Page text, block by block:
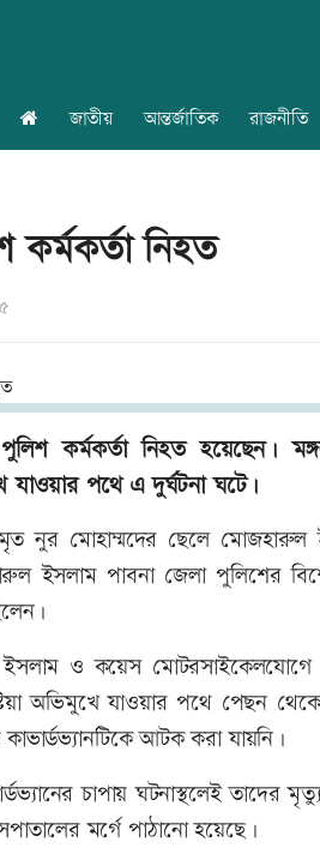
জাতীয় আন্তর্জাতিক রাজনীতি
কর্মকর্তা নিহত
পুলিশ কর্মকর্তা নিহত হয়েছেন।
যাওয়ার পথে এ দুর্ঘটনা ঘটে।
নুর মোহাম্মদের ছেলে
ইসলাম পাবনা জেলা পুলিশের
ও কয়েস
অভিমুখে যাওয়ার পথে পেছন থেকে
আটক করা যায়নি।
চাপায় ঘটনাস্থলেই তাদের
মর্গে পাঠানো হয়েছে।